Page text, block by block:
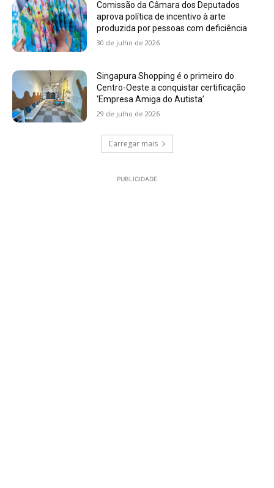
Comissão da Câmara dos Deputados
aprova política de incentivo à arte
produzida por pessoas com deficiência
30 de julho de 2026
Singapura Shopping é o primeiro do
Centro-Oeste a conquistar certificação
‘Empresa Amiga do Autista’
29 de julho de 2026
Carregar mais
PUBLICIDADE